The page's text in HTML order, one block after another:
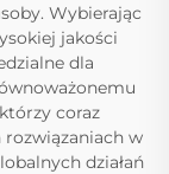
Wybierając
jakości
dla
coraz
w
działań